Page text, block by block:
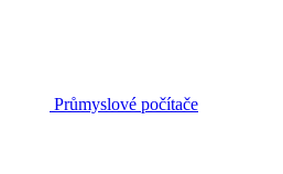
Průmyslové počítače